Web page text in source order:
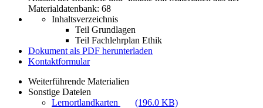
Materialdatenbank: 68
Inhaltsverzeichnis
Teil Grundlagen
Teil Fachlehrplan Ethik
Dokument als PDF herunterladen
Kontaktformular
Weiterführende Materialien
Sonstige Dateien
Lernortlandkarten
(196.0 KB)